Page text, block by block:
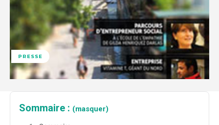
PRESSE
Sommaire : (masquer)